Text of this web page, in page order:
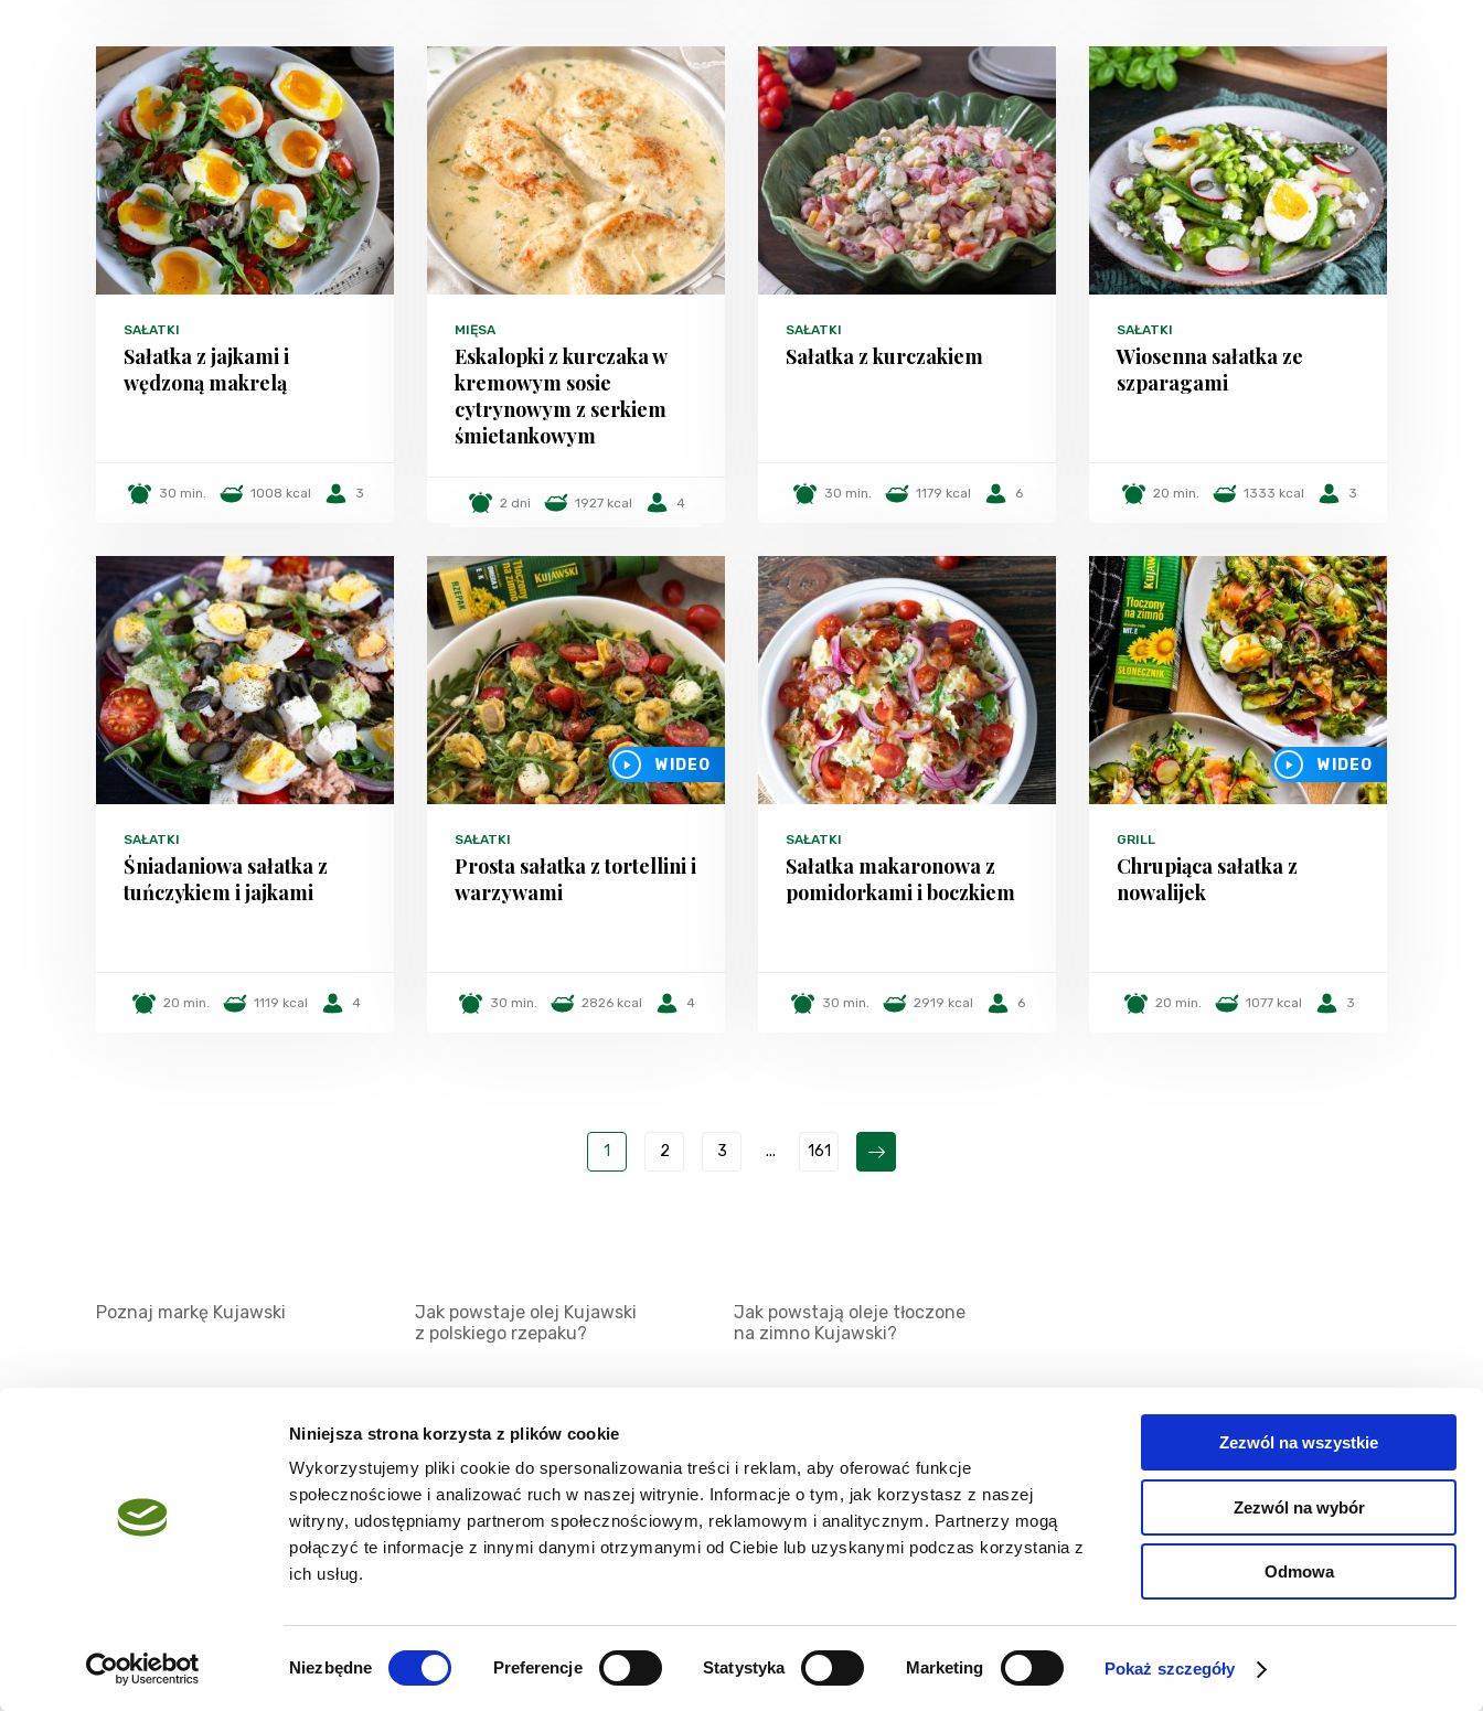
Niniejsza strona korzysta z plików cookie
Wykorzystujemy pliki cookie do spersonalizowania treści i reklam, aby oferować funkcje
społecznościowe i analizować ruch w naszej witrynie. Informacje o tym, jak korzystasz z naszej
witryny, udostępniamy partnerom społecznościowym, reklamowym i analitycznym. Partnerzy mogą
połączyć te informacje z innymi danymi otrzymanymi od Ciebie lub uzyskanymi podczas korzystania z
ich usług.
Niezbędne Preferencje Statystyka Marketing Pokaż szczegóły
Zezwól na wszystkie
Zezwól na wybór
Odmowa
SAŁATKI
Sałatka z jajkami i
wędzoną makrelą
30 min. 1008 kcal 3
MIĘSA
Eskalopki z kurczaka w
kremowym sosie
cytrynowym z serkiem
śmietankowym
2 dni 1927 kcal 4
SAŁATKI
Sałatka z kurczakiem
30 min. 1179 kcal 6
SAŁATKI
Wiosenna sałatka ze
szparagami
20 min. 1333 kcal 3
SAŁATKI
Śniadaniowa sałatka z
tuńczykiem i jajkami
20 min. 1119 kcal 4
WIDEO
SAŁATKI
Prosta sałatka z tortellini i
warzywami
30 min. 2826 kcal 4
SAŁATKI
Sałatka makaronowa z
pomidorkami i boczkiem
30 min. 2919 kcal 6
WIDEO
GRILL
Chrupiąca sałatka z
nowalijek
20 min. 1077 kcal 3
1 2 3 ... 161
Poznaj markę Kujawski
Jak powstaje olej Kujawski
z polskiego rzepaku?
Jak powstają oleje tłoczone
na zimno Kujawski?
Regulamin
Mapa serwisu
Kanały RSS
Porady
Kategorie
Kontakt
Zaloguj się
Copyright @2026 zpierwszegotloczenia.pl